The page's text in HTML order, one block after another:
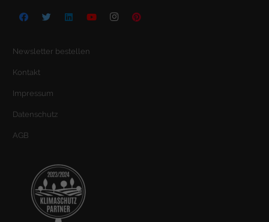
Newsletter bestellen
Kontakt
Impressum
Datenschutz
AGB